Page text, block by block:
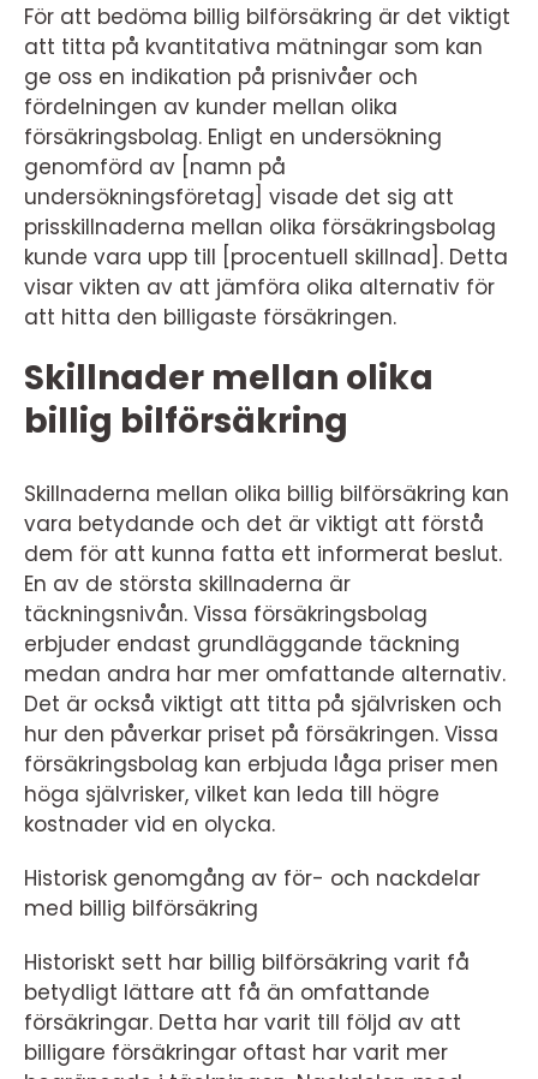
För att bedöma billig bilförsäkring är det viktigt
att titta på kvantitativa mätningar som kan
ge oss en indikation på prisnivåer och
fördelningen av kunder mellan olika
försäkringsbolag. Enligt en undersökning
genomförd av [namn på
undersökningsföretag] visade det sig att
prisskillnaderna mellan olika försäkringsbolag
kunde vara upp till [procentuell skillnad]. Detta
visar vikten av att jämföra olika alternativ för
att hitta den billigaste försäkringen.
Skillnader mellan olika
billig bilförsäkring
Skillnaderna mellan olika billig bilförsäkring kan
vara betydande och det är viktigt att förstå
dem för att kunna fatta ett informerat beslut.
En av de största skillnaderna är
täckningsnivån. Vissa försäkringsbolag
erbjuder endast grundläggande täckning
medan andra har mer omfattande alternativ.
Det är också viktigt att titta på självrisken och
hur den påverkar priset på försäkringen. Vissa
försäkringsbolag kan erbjuda låga priser men
höga självrisker, vilket kan leda till högre
kostnader vid en olycka.
Historisk genomgång av för- och nackdelar
med billig bilförsäkring
Historiskt sett har billig bilförsäkring varit få
betydligt lättare att få än omfattande
försäkringar. Detta har varit till följd av att
billigare försäkringar oftast har varit mer